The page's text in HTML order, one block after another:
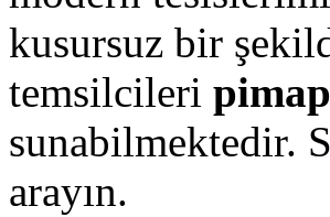
kusursuz bir
temsilcileri
sunabilmektedir.
arayın.